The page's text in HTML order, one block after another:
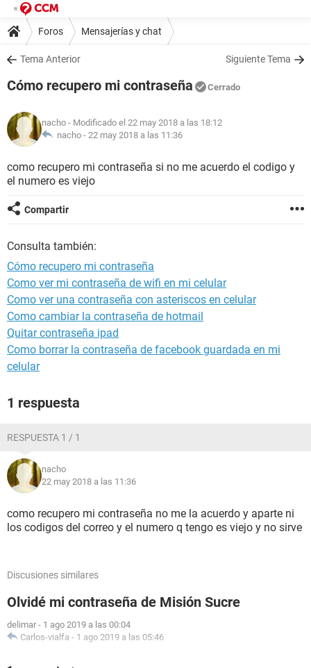
Foros Mensajerías y chat
Tema Anterior Siguiente Tema
Cómo recupero mi contraseña Cerrado
nacho - Modificado el 22 may 2018 a las 18:12
nacho - 22 may 2018 a las 11:36
como recupero mi contraseña si no me acuerdo el codigo y
el numero es viejo
Compartir
Consulta también:
Cómo recupero mi contraseña
Como ver mi contraseña de wifi en mi celular
Como ver una contraseña con asteriscos en celular
Como cambiar la contraseña de hotmail
Quitar contraseña ipad
Como borrar la contraseña de facebook guardada en mi
celular
1 respuesta
RESPUESTA 1 / 1
nacho
22 may 2018 a las 11:36
como recupero mi contraseña no me la acuerdo y aparte ni
los codigos del correo y el numero q tengo es viejo y no sirve
Discusiones similares
Olvidé mi contraseña de Misión Sucre
delimar - 1 ago 2019 a las 00:04
Carlos-vialfa - 1 ago 2019 a las 05:46